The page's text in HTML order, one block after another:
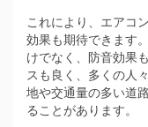
これにより、エアコ
効果も期待できます
けでなく、防音効果
スも良く、多くの人
地や交通量の多い道
ることがあります。